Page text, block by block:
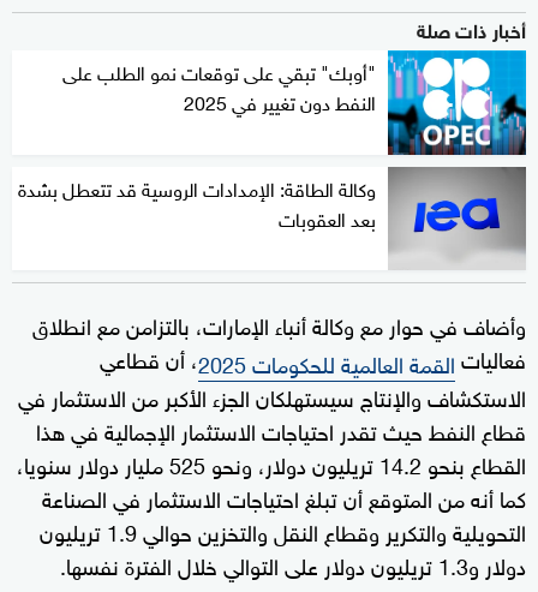
أخبار ذات صلة
"أوبك" تبقي على توقعات نمو الطلب على
النفط دون تغيير في 2025
وكالة الطاقة: الإمدادات الروسية قد تتعطل بشدة
بعد العقوبات
وأضاف في حوار مع وكالة أنباء الإمارات، بالتزامن مع انطلاق
فعالياتالقمة العالمية للحكومات 2025
، أن قطاعي
الاستكشاف والإنتاج سيستهلكان الجزء الأكبر من الاستثمار في
قطاع النفط حيث تقدر احتياجات الاستثمار الإجمالية في هذا
القطاع بنحو 14.2 تريليون دولار، ونحو 525 مليار دولار سنويا،
كما أنه من المتوقع أن تبلغ احتياجات الاستثمار في الصناعة
التحويلية والتكرير وقطاع النقل والتخزين حوالي 1.9 تريليون
دولار و1.3 تريليون دولار على التوالي خلال الفترة نفسها.